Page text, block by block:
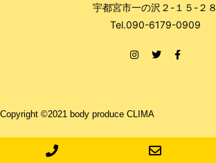
宇都宮市一の沢２-１５-２８
Tel.090-6179-0909
Copyright ©2021 body produce CLIMA